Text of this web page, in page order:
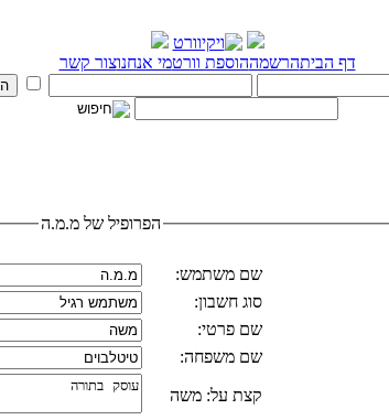
דף הביתהרשמההוספת וורטמי אנחנוצור קשר
הפרופיל של מ.מ.ה
שם משתמש:
סוג חשבון:
שם פרטי:
שם משפחה:
קצת על: משה